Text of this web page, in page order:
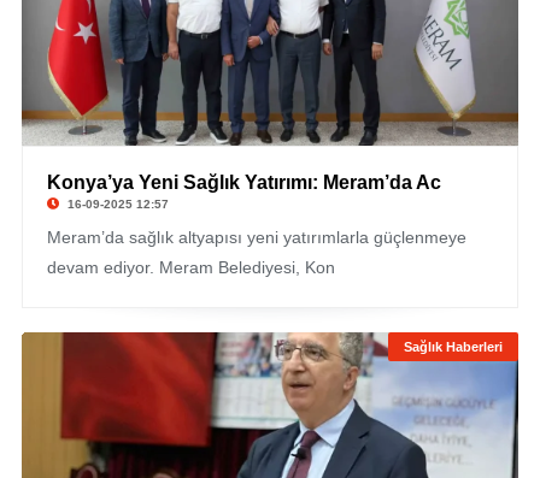
Konya’ya Yeni Sağlık Yatırımı: Meram’da Ac
16-09-2025 12:57
Meram’da sağlık altyapısı yeni yatırımlarla güçlenmeye
devam ediyor. Meram Belediyesi, Kon
Sağlık Haberleri